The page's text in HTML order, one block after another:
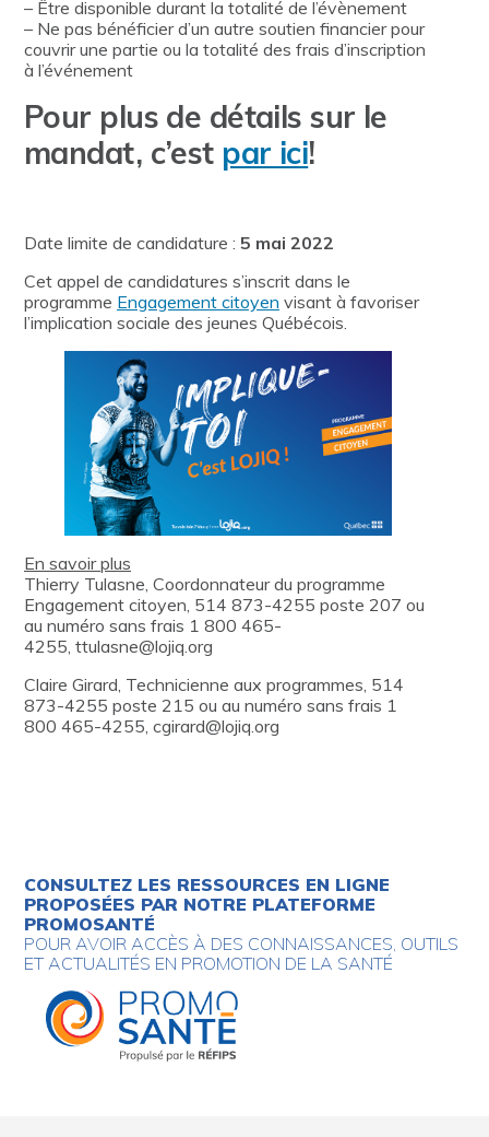
– Être disponible durant la totalité de l’évènement
– Ne pas bénéficier d’un autre soutien financier pour
couvrir une partie ou la totalité des frais d’inscription
à l’événement
Pour plus de détails sur le
mandat, c’est par ici!
Date limite de candidature : 5 mai 2022
Cet appel de candidatures s’inscrit dans le
programme Engagement citoyen visant à favoriser
l’implication sociale des jeunes Québécois.
En savoir plus
Thierry Tulasne, Coordonnateur du programme
Engagement citoyen, 514 873-4255 poste 207 ou
au numéro sans frais 1 800 465-
4255, ttulasne@lojiq.org
Claire Girard, Technicienne aux programmes, 514
873-4255 poste 215 ou au numéro sans frais 1
800 465-4255, cgirard@lojiq.org
CONSULTEZ LES RESSOURCES EN LIGNE
PROPOSÉES PAR NOTRE PLATEFORME
PROMOSANTÉ
POUR AVOIR ACCÈS À DES CONNAISSANCES, OUTILS
ET ACTUALITÉS EN PROMOTION DE LA SANTÉ